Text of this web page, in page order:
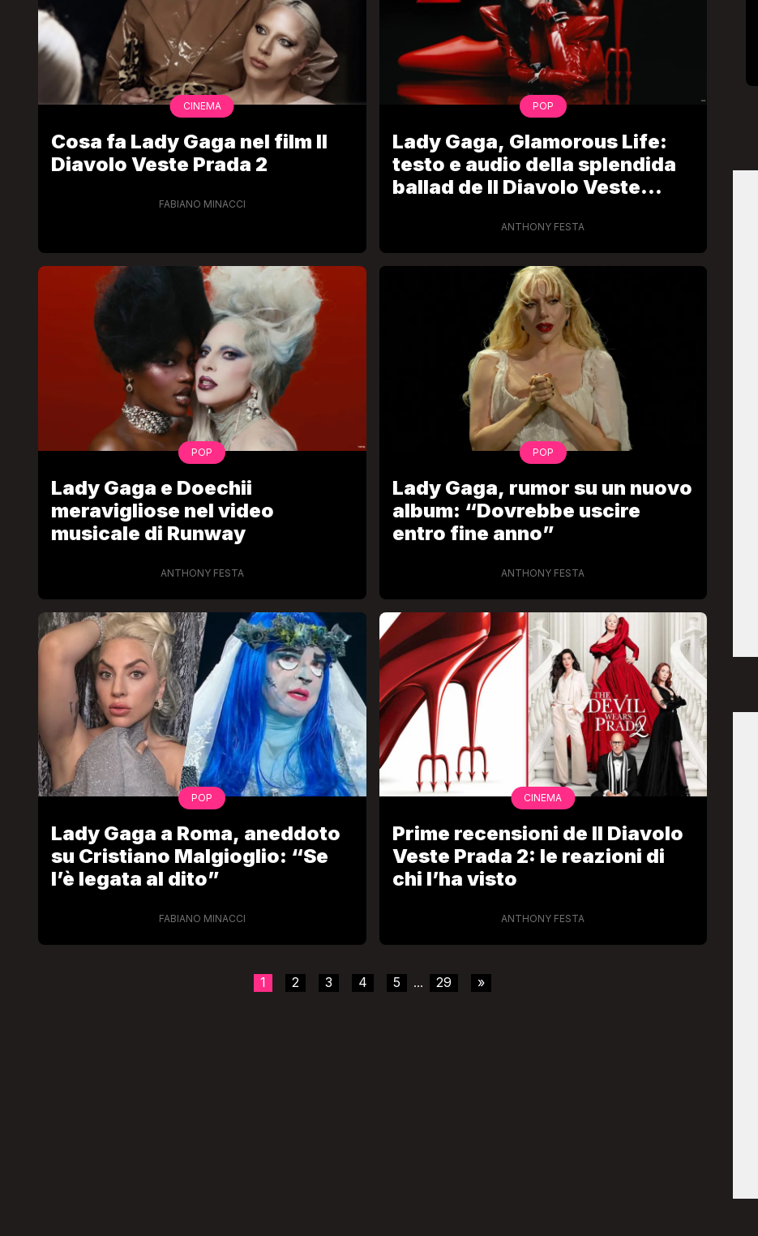
CINEMA
Cosa fa Lady Gaga nel film Il
Diavolo Veste Prada 2
FABIANO MINACCI
POP
Lady Gaga, Glamorous Life:
testo e audio della splendida
ballad de Il Diavolo Veste
ANTHONY FESTA
POP
Lady Gaga e Doechii
meravigliose nel video
musicale di Runway
ANTHONY FESTA
POP
Lady Gaga, rumor su un nuovo
album: “Dovrebbe uscire
entro fine anno”
ANTHONY FESTA
POP
Lady Gaga a Roma, aneddoto
su Cristiano Malgioglio: “Se
l’è legata al dito”
FABIANO MINACCI
CINEMA
Prime recensioni de Il Diavolo
Veste Prada 2: le reazioni di
chi l’ha visto
ANTHONY FESTA
1 2 3 4 5 ... 29 »
dive compie 15 anni: il video
completo
FABIANO MINACCI
grande famiglia per me”
FABIANO MINACCI